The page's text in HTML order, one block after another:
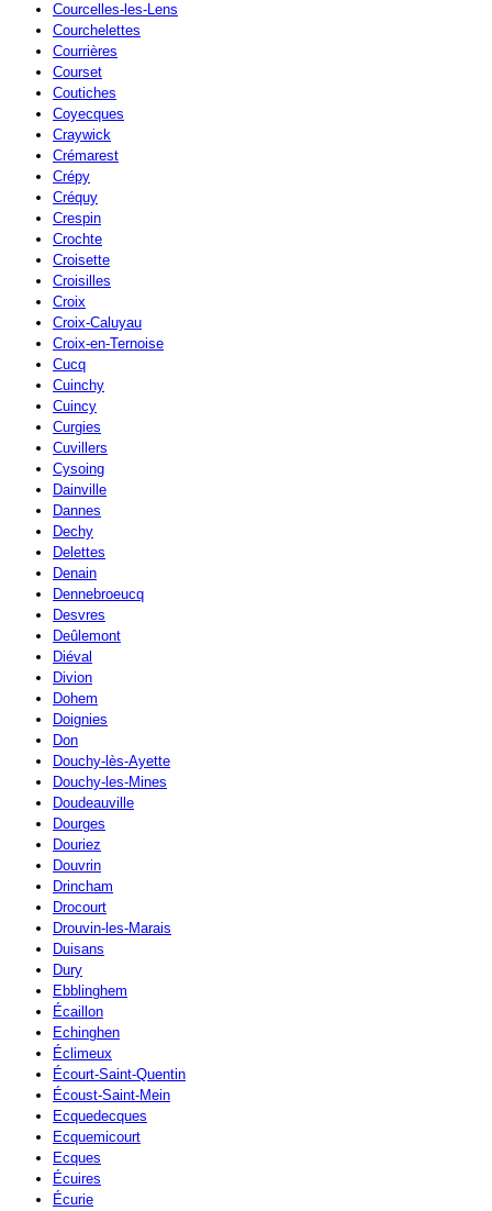
Courcelles-les-Lens
Courchelettes
Courrières
Courset
Coutiches
Coyecques
Craywick
Crémarest
Crépy
Créquy
Crespin
Crochte
Croisette
Croisilles
Croix
Croix-Caluyau
Croix-en-Ternoise
Cucq
Cuinchy
Cuincy
Curgies
Cuvillers
Cysoing
Dainville
Dannes
Dechy
Delettes
Denain
Dennebroeucq
Desvres
Deûlemont
Diéval
Divion
Dohem
Doignies
Don
Douchy-lès-Ayette
Douchy-les-Mines
Doudeauville
Dourges
Douriez
Douvrin
Drincham
Drocourt
Drouvin-les-Marais
Duisans
Dury
Ebblinghem
Écaillon
Echinghen
Éclimeux
Écourt-Saint-Quentin
Écoust-Saint-Mein
Ecquedecques
Ecquemicourt
Ecques
Écuires
Écurie